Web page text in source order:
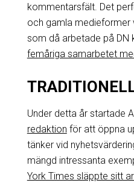
kommentarsfält. Det
och gamla medieformer
som då arbetade på DN
femåriga samarbetet
Under detta år startade
redaktion för att öppna
tänker vid
mängd intressanta
York Times släppte sitt